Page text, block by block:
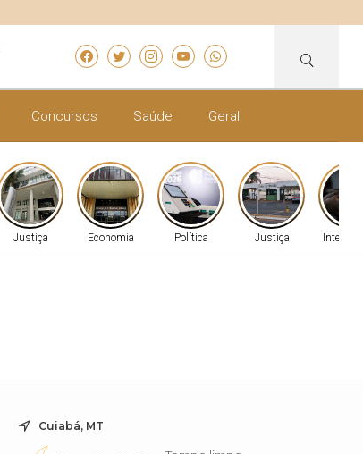
Concursos Saúde Geral
Justiça Economia Política Justiça
Cuiabá, MT